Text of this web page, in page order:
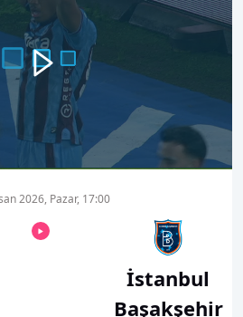
00:51
2026, Pazar, 17:00
İstanbul
Başakşehir